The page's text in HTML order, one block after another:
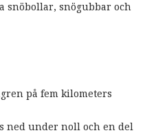
snöbollar, snögubbar och
på fem kilometers
ned under noll och en del